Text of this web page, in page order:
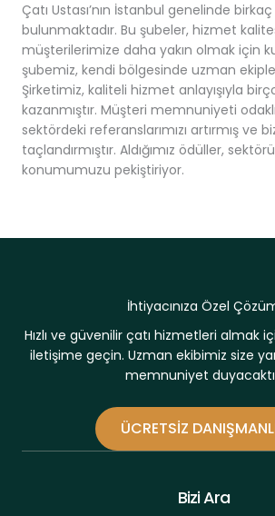
Çatı Ustası’nın İstanbul genelinde
bulunmaktadır. Bu şubeler, hizmet
müşterilerimize daha yakın olmak için
şubemiz, kendi bölgesinde uzman
Şirketimiz, kaliteli hizmet anlayışıyla
kazanmıştır. Müşteri memnuniyeti
sektördeki referanslarımızı artırmış ve
taçlandırmıştır. Aldığımız ödüller,
konumumuzu pekiştiriyor.
İhtiyacınıza Özel
Hızlı ve güvenilir çatı hizmetleri almak
iletişime geçin. Uzman ekibimiz size
memnuniyet
ÜCRETSIZ
Bizi Ara